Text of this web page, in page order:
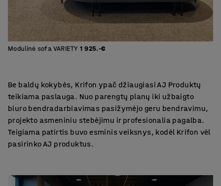
Modulinė sofa VARIETY 1 925.-€
Be baldų kokybės, Krifon ypač džiaugiasi AJ Produktų
teikiama paslauga. Nuo parengtų planų iki užbaigto
biuro bendradarbiavimas pasižymėjo geru bendravimu,
projekto asmeniniu stebėjimu ir profesionalia pagalba.
Teigiama patirtis buvo esminis veiksnys, kodėl Krifon vėl
pasirinko AJ produktus.